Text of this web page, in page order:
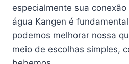
especialmente sua
água Kangen é
podemos melhorar nossa
meio de escolhas simples,